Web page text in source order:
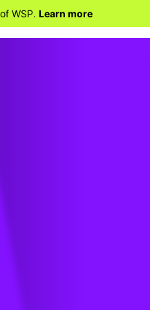
WSP. Learn more